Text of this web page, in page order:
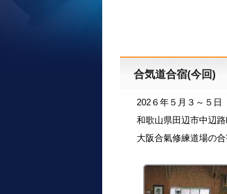
合気道合宿(今回)
202６年５月３～５日
和歌山県田辺市中辺
大阪合氣修練道場の